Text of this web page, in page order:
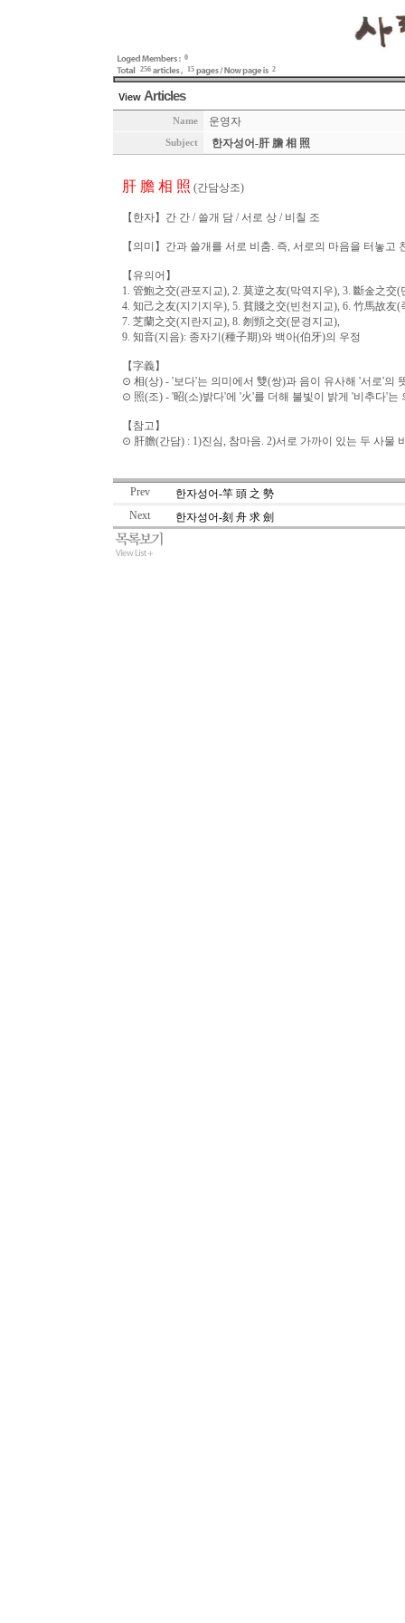
0
256
15 2
View Articles
Name 운영자
Subject 한자성어-肝 膽 相 照
肝 膽 相 照 (간담상조)
【한자】간 간 / 쓸개 담 / 서로 상 / 비칠 조
【의미】간과 쓸개를 서로 비춤. 즉, 서로의 마음을 터놓
【유의어】
1. 管鮑之交(관포지교), 2. 莫逆之友(막역지우), 3. 斷金之交(
4. 知己之友(지기지우), 5. 貧賤之交(빈천지교), 6. 竹馬故友(
7. 芝蘭之交(지란지교), 8. 刎頸之交(문경지교),
9. 知音(지음): 종자기(種子期)와 백아(伯牙)의 우정
【字義】
⊙ 相(상) - '보다'는 의미에서 雙(쌍)과 음이 유사해 '서로'의
⊙ 照(조) - '昭(소)밝다'에 '火'를 더해 불빛이 밝게 '비추다'는
【참고】
⊙ 肝膽(간담) : 1)진심, 참마음. 2)서로 가까이 있는 두 사물
Prev
한자성어-竿 頭 之 勢
Next
한자성어-刻 舟 求 劍